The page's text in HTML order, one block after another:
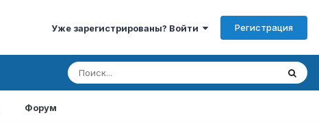
Уже зарегистрированы? Войти Регистрация
Форум